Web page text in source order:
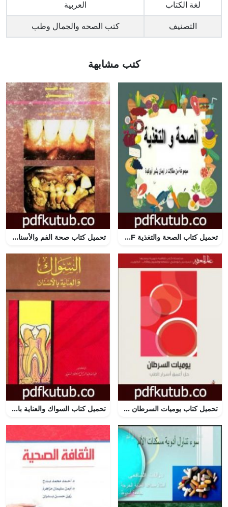
لغة الكتاب العربية
التصنيف كتب الصحه والجمال وطب
كتب مشابهة
تحميل كتاب الصحة والتغذية PDF تأليف د. إيمان بشير أبوكبدة مجانا [كامل] تحميل كتاب صحة الفم والأسنان PDF تأليف عبد الله عبد الرزاق مسعود السعيد مجانا [كامل]
تحميل كتاب يوميات السرطان – حل أعمق أسرار الطب PDF تأليف جورج جونسون مجانا [كامل] تحميل كتاب السواك والعناية بالأسنان PDF تأليف عبد الله عبد الرزاق مسعود السعيد مجانا [كامل]